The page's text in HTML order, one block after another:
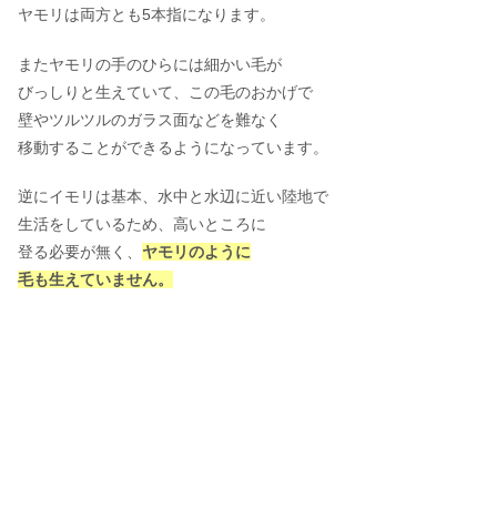
ヤモリは両方とも5本指になります。
またヤモリの手のひらには細かい毛が
びっしりと生えていて、この毛のおかげで
壁やツルツルのガラス面などを難なく
移動することができるようになっています。
逆にイモリは基本、水中と水辺に近い陸地で
生活をしているため、高いところに
登る必要が無く、 ヤモリのように
毛も生えていません。